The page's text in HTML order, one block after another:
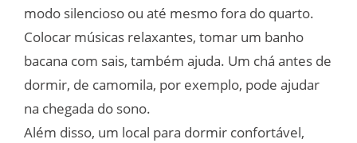
modo silencioso ou até mesmo fora do quarto.
Colocar músicas relaxantes, tomar um banho
bacana com sais, também ajuda. Um chá antes de
dormir, de camomila, por exemplo, pode ajudar
na chegada do sono.
Além disso, um local para dormir confortável,